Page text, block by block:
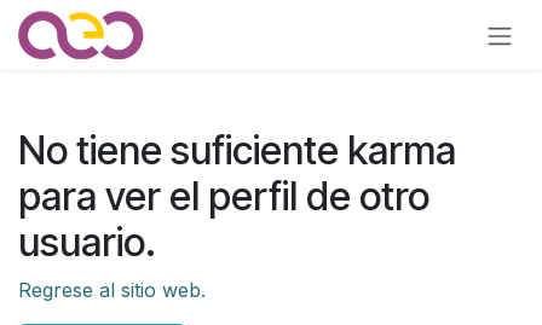
Ir al contenido
No tiene suficiente karma
para ver el perfil de otro
usuario.
Regrese al sitio web.